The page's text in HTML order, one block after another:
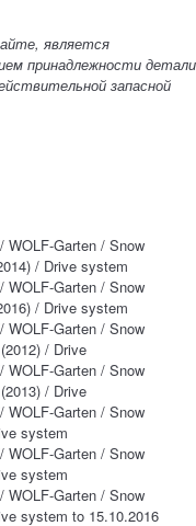
является
принадлежности детали
запасной
WOLF-Garten / Snow
/ Drive system
WOLF-Garten / Snow
/ Drive system
WOLF-Garten / Snow
/ Drive
WOLF-Garten / Snow
/ Drive
WOLF-Garten / Snow
system
WOLF-Garten / Snow
system
WOLF-Garten / Snow
system to 15.10.2016